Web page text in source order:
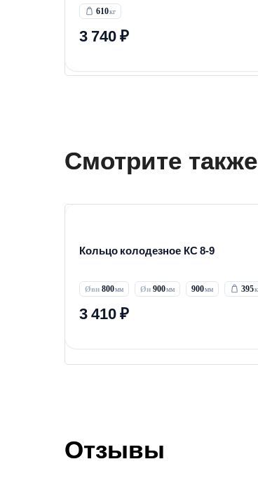
610
3 740 ₽
Смотрите также
Кольцо колодезное КС 8-9
800 900 900 395
3 410 ₽
Отзывы